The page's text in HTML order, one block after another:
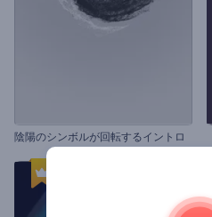
陰陽のシンボルが回転するイントロ